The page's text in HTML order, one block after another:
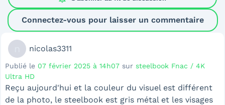
Connectez-vous pour laisser un commentaire
nicolas3311
Publié le 07 février 2025 à 14h07 sur steelbook Fnac / 4K
Ultra HD
Reçu aujourd'hui et la couleur du visuel est différent
de la photo, le steelbook est gris métal et les visages